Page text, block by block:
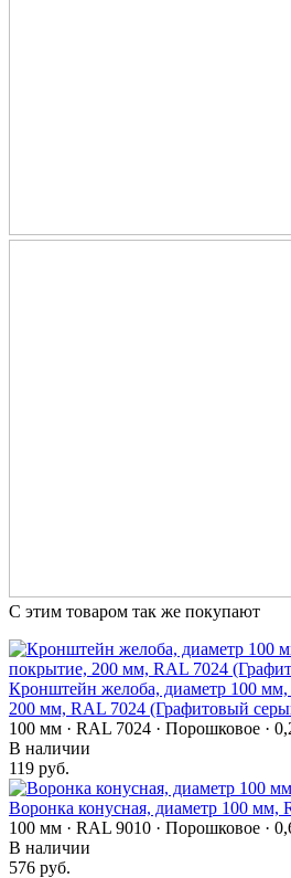
С этим товаром так же покупают
Кронштейн желоба, диаметр 100
200 мм, RAL 7024 (Графитовый
100 мм · RAL 7024 · Порошковое ·
В наличии
119 руб.
Воронка конусная, диаметр 100 мм,
100 мм · RAL 9010 · Порошковое ·
В наличии
576 руб.